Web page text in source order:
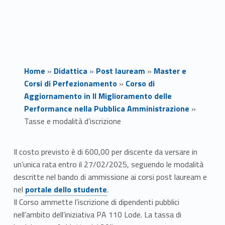
Home » Didattica » Post lauream » Master e
Corsi di Perfezionamento» Corso di
Aggiornamento in Il Miglioramento delle
Performance nella Pubblica Amministrazione »
Tasse e modalità d’iscrizione
T
a
s
s
Il costo previsto è di 600,00 per discente da versare in
un’unica rata entro il 27/02/2025, seguendo le modalità
descritte nel bando di ammissione ai corsi post lauream e
nel portale dello studente.
Il Corso ammette l’iscrizione di dipendenti pubblici
nell’ambito dell’iniziativa PA 110 Lode. La tassa di